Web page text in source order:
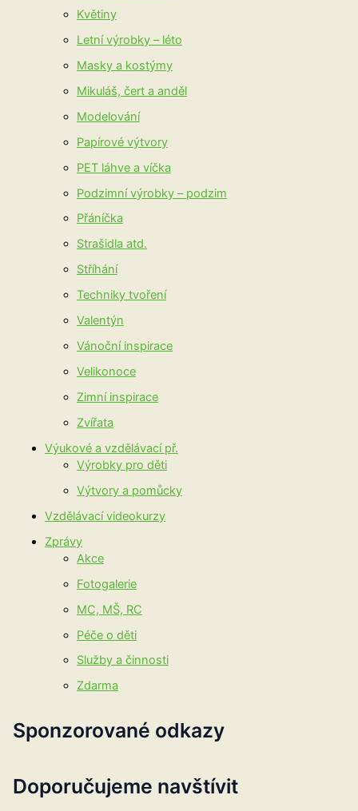
Květiny
Letní výrobky – léto
Masky a kostýmy
Mikuláš, čert a anděl
Modelování
Papírové výtvory
PET láhve a víčka
Podzimní výrobky – podzim
Přáníčka
Strašidla atd.
Stříhání
Techniky tvoření
Valentýn
Vánoční inspirace
Velikonoce
Zimní inspirace
Zvířata
Výukové a vzdělávací př.
Výrobky pro děti
Výtvory a pomůcky
Vzdělávací videokurzy
Zprávy
Akce
Fotogalerie
MC, MŠ, RC
Péče o děti
Služby a činnosti
Zdarma
Sponzorované odkazy
Doporučujeme navštívit